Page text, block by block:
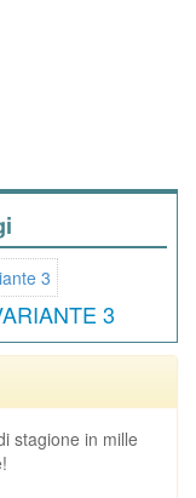
3
stagione in mille